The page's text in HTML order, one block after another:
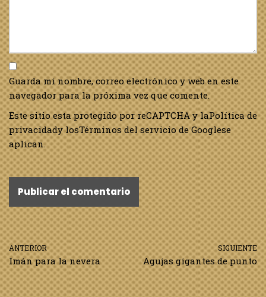
Guarda mi nombre, correo electrónico y web en este
navegador para la próxima vez que comente.
Este sitio esta protegido por reCAPTCHA y laPolítica de
privacidady losTérminos del servicio de Googlese
aplican.
ANTERIOR
Imán para la nevera
SIGUIENTE
Agujas gigantes de punto